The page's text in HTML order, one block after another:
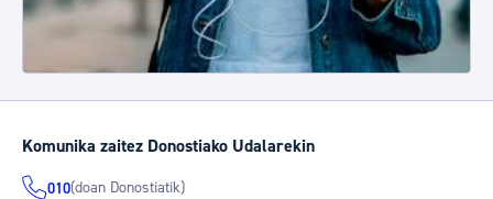
Komunika zaitez Donostiako Udalarekin
010(doan Donostiatik)